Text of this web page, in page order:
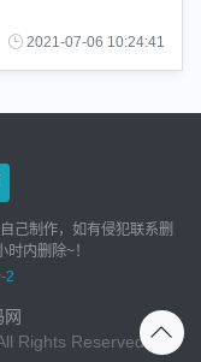
2021-07-06 10:24:41
己制作，如有侵犯联系删
内删除~！
2
网
Rights Reserved